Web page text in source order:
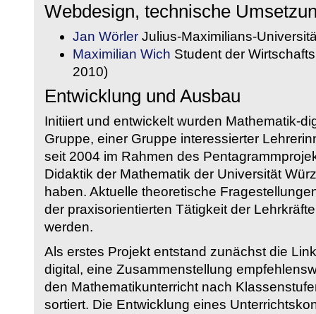
Webdesign, technische
Jan Wörler Julius-Maximilians-
Maximilian Wich Student der
2010)
Entwicklung und Ausbau
Initiiert und entwickelt wurden Mathematik-
Gruppe, einer Gruppe interessierter
seit 2004 im Rahmen des
Didaktik der Mathematik der Universität
haben. Aktuelle theoretische
der praxisorientierten Tätigkeit der
werden.
Als erstes Projekt entstand zunächst die
digital, eine Zusammenstellung
den Mathematikunterricht nach
sortiert. Die Entwicklung eines